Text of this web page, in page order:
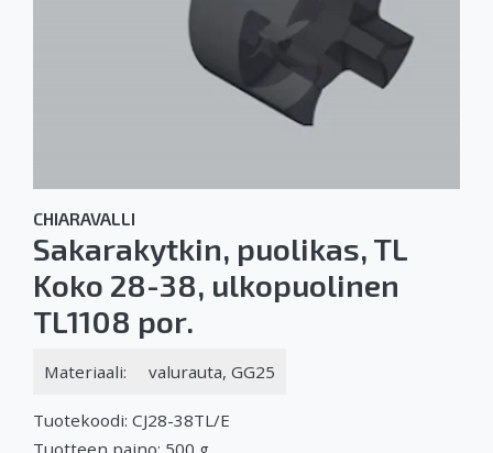
CHIARAVALLI
Sakarakytkin, puolikas, TL
Koko 28-38, ulkopuolinen
TL1108 por.
Materiaali: valurauta, GG25
Tuotekoodi: CJ28-38TL/E
Tuotteen paino: 500 g